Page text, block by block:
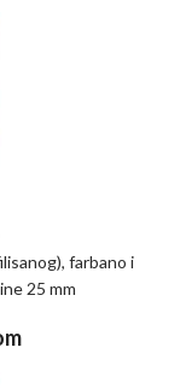
farbano i
25 mm